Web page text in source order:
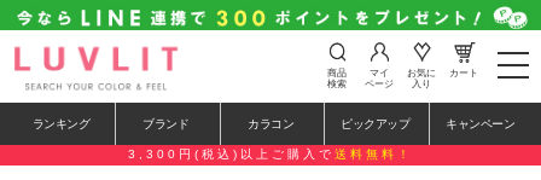
t
o
e
n
商品
検索
マイ
ページ
お気に
入り
カート
ランキング ブランド カラコン ピックアップ キャンペーン
3,300円(税込)以上ご購入で 送料無料！